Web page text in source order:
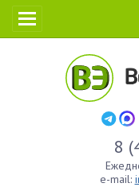
8
e-mail: